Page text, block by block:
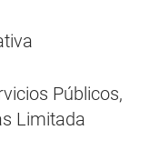
Públicos,
Limitada